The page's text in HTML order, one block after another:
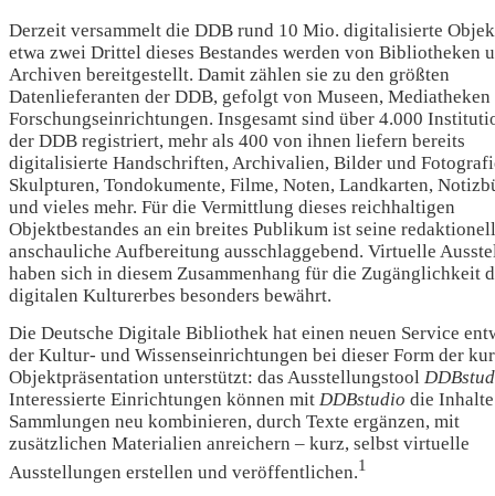
Derzeit versammelt die DDB rund 10 Mio. digitalisierte
etwa zwei Drittel dieses Bestandes werden von Bibliotheken
Archiven bereitgestellt. Damit zählen sie zu den größten
Datenlieferanten der DDB, gefolgt von Museen, Mediatheken
Forschungseinrichtungen. Insgesamt sind über 4.000
der DDB registriert, mehr als 400 von ihnen liefern bereits
digitalisierte Handschriften, Archivalien, Bilder und
Skulpturen, Tondokumente, Filme, Noten, Landkarten,
und vieles mehr. Für die Vermittlung dieses reichhaltigen
Objektbestandes an ein breites Publikum ist seine
anschauliche Aufbereitung ausschlaggebend. Virtuelle
haben sich in diesem Zusammenhang für die Zugänglichkeit
digitalen Kulturerbes besonders bewährt.
Die Deutsche Digitale Bibliothek hat einen neuen Service
der Kultur- und Wissenseinrichtungen bei dieser Form der
Objektpräsentation unterstützt: das Ausstellungstool
Interessierte Einrichtungen können mit DDBstudio die
Sammlungen neu kombinieren, durch Texte ergänzen, mit
zusätzlichen Materialien anreichern – kurz, selbst virtuelle
Ausstellungen erstellen und veröffentlichen.1